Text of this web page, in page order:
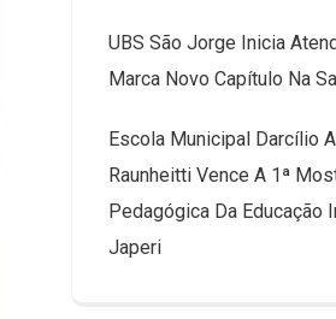
UBS São Jorge Inicia
Marca Novo Capítulo Na
Escola Municipal Darcílio
Raunheitti Vence A 1ª
Pedagógica Da Educação
Japeri